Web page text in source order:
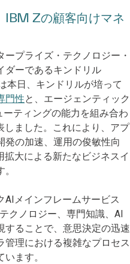
IBM Zの顧客向けマネ
プライズ・テクノロジー・
ダーであるキンドリル
本日、キンドリルが培って
門性と、エージェンティック
ティングの能力を組み合わ
しました。これにより、アプ
発の加速、運用の俊敏性向
大による新たなビジネスイ
。
AIメインフレームサービス
クノロジー、専門知識、AI
することで、意思決定の迅速
理における複雑なプロセス
います。